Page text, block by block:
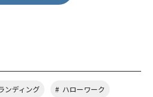
ンディング ハローワーク